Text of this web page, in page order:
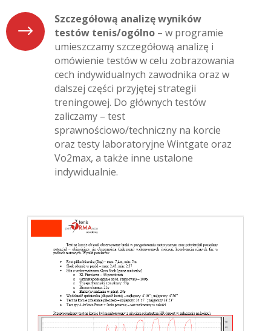
$
Szczegółową analizę wyników
testów tenis/ogólno – w programie
umieszczamy szczegółową analizę i
omówienie testów w celu zobrazowania
cech indywidualnych zawodnika oraz w
dalszej części przyjętej strategii
treningowej. Do głównych testów
zaliczamy – test
sprawnościowo/techniczny na korcie
oraz testy laboratoryjne Wintgate oraz
Vo2max, a także inne ustalone
indywidualnie.